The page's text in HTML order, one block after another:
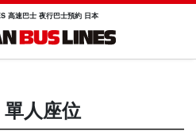
高速巴士 夜行巴士預約 日本
單人座位